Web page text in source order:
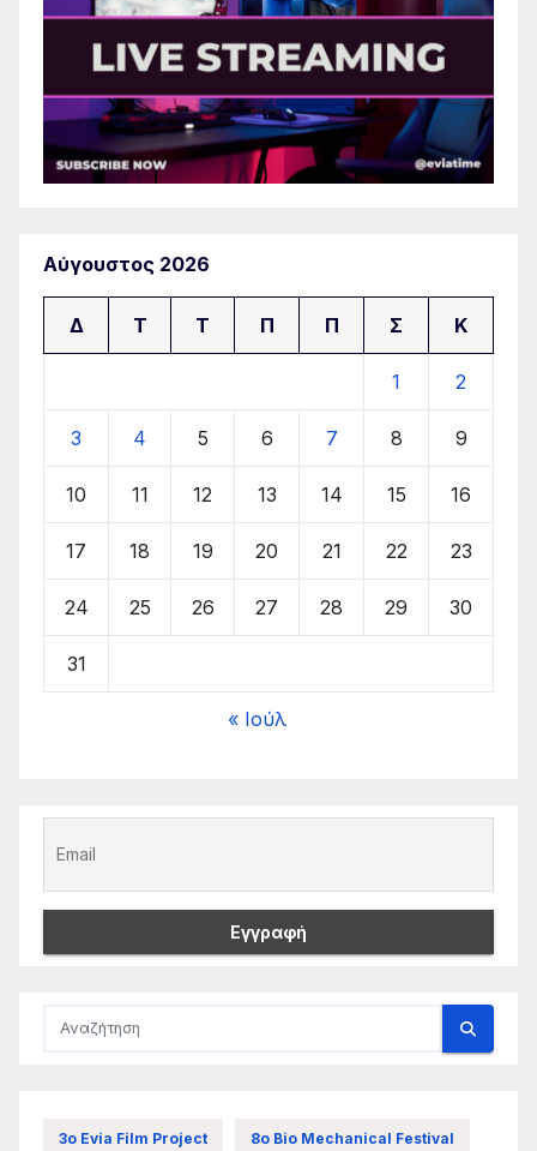
Αύγουστος 2026
Δ Τ Τ Π Π Σ Κ
1 2
3 4 5 6 7 8 9
10 11 12 13 14 15 16
17 18 19 20 21 22 23
24 25 26 27 28 29 30
31
« Ιούλ
3ο Evia Film Project 8ο Bio Mechanical Festival